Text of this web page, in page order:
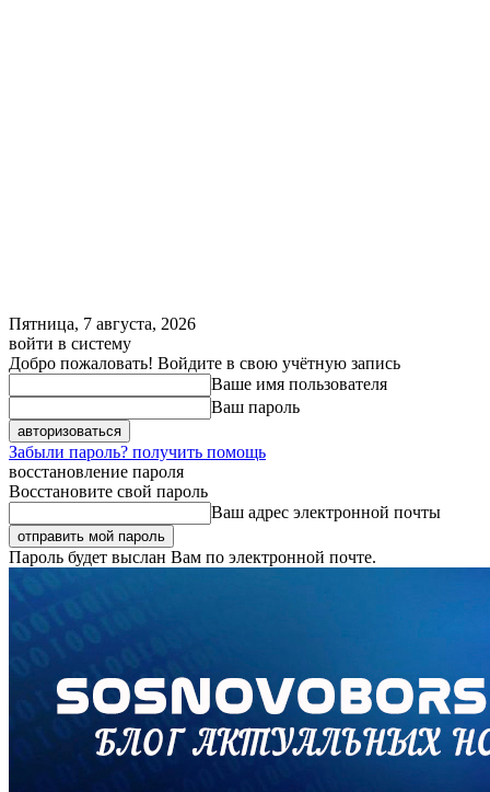
Пятница, 7 августа, 2026
войти в систему
Добро пожаловать! Войдите в свою учётную запись
Ваше имя пользователя
Ваш пароль
Забыли пароль? получить помощь
восстановление пароля
Восстановите свой пароль
Ваш адрес электронной почты
Пароль будет выслан Вам по электронной почте.